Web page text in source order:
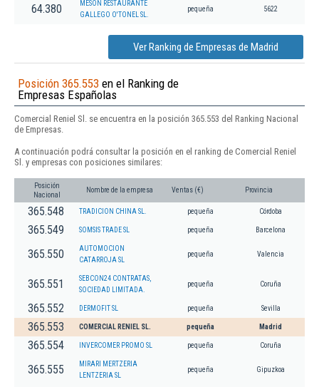
64.380
MESON RESTAURANTE
GALLEGO O'TONEL SL.
pequeña 5622
Ver Ranking de Empresas de Madrid
Posición 365.553 en el Ranking de
Empresas Españolas
Comercial Reniel Sl. se encuentra en la posición 365.553 del Ranking Nacional
de Empresas.
A continuación podrá consultar la posición en el ranking de Comercial Reniel
Sl. y empresas con posiciones similares:
Posición
Nacional
Nombre de la empresa Ventas (€) Provincia
365.548 TRADICION CHINA SL. pequeña Córdoba
365.549 SOMSIS TRADE SL pequeña Barcelona
365.550
AUTOMOCION
CATARROJA SL
pequeña Valencia
365.551
SEBCON24 CONTRATAS,
SOCIEDAD LIMITADA.
pequeña Coruña
365.552 DERMOFIT SL pequeña Sevilla
365.553 COMERCIAL RENIEL SL. pequeña Madrid
365.554 INVERCOMER PROMO SL pequeña Coruña
365.555
MIRARI MERTZERIA
LENTZERIA SL
pequeña Gipuzkoa